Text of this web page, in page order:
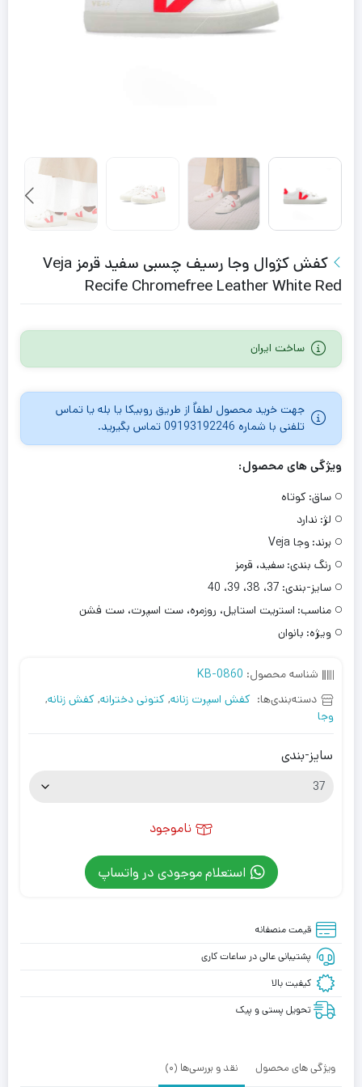
کفش کژوال وجا رسیف چسبی سفید قرمز Veja
Recife Chromefree Leather White Red
ساخت ایران
جهت خرید محصول لطفاٌ از طریق روبیکا یا بله یا تماس
تلفنی با شماره 09193192246 تماس بگیرید.
ویژگی های محصول:
ساق: کوتاه
لژ: ندارد
برند: وجا Veja
رنگ بندی: سفید، قرمز
سایز-بندی: 37، 38، 39، 40
مناسب: استریت استایل، روزمره، ست اسپرت، ست فشن
ویژه: بانوان
شناسه محصول: KB-0860
دسته‌بندی‌ها: کفش اسپرت زنانه, کتونی دخترانه, کفش زنانه,
وجا
سایز-بندی
ناموجود
استعلام موجودی در واتساپ
قیمت منصفانه
پشتیبانی عالی در ساعات کاری
کیفیت بالا
تحویل پستی و پیک
ویژگی های محصول نقد و بررسی‌ها (0)